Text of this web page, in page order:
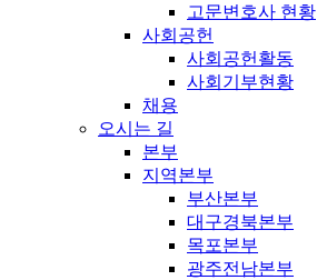
고문변호사 현황
사회공헌
사회공헌활동
사회기부현황
채용
오시는 길
본부
지역본부
부산본부
대구경북본부
목포본부
광주전남본부